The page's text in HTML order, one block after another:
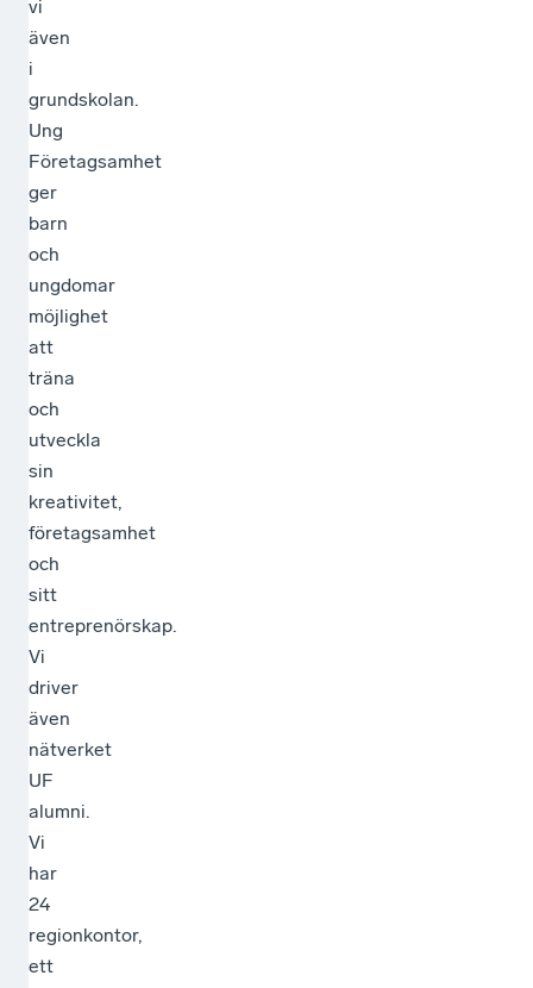
vi
även
i
grundskolan.
Ung
Företagsamhet
ger
barn
och
ungdomar
möjlighet
att
träna
och
utveckla
sin
kreativitet,
företagsamhet
och
sitt
entreprenörskap.
Vi
driver
även
nätverket
UF
alumni.
Vi
har
24
regionkontor,
ett